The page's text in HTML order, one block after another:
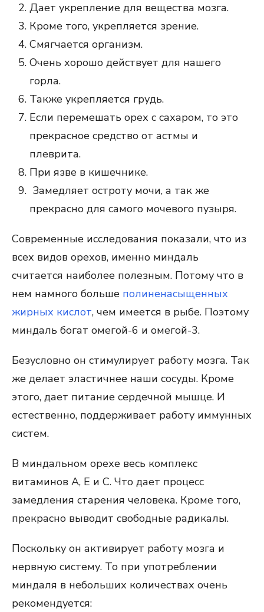
Дает укрепление для вещества мозга.
Кроме того, укрепляется зрение.
Смягчается организм.
Очень хорошо действует для нашего
горла.
Также укрепляется грудь.
Если перемешать орех с сахаром, то это
прекрасное средство от астмы и
плеврита.
При язве в кишечнике.
Замедляет остроту мочи, а так же
прекрасно для самого мочевого пузыря.
Современные исследования показали, что из
всех видов орехов, именно миндаль
считается наиболее полезным. Потому что в
нем намного больше полиненасыщенных
жирных кислот, чем имеется в рыбе. Поэтому
миндаль богат омегой-6 и омегой-3.
Безусловно он стимулирует работу мозга. Так
же делает эластичнее наши сосуды. Кроме
этого, дает питание сердечной мышце. И
естественно, поддерживает работу иммунных
систем.
В миндальном орехе весь комплекс
витаминов А, Е и С. Что дает процесс
замедления старения человека. Кроме того,
прекрасно выводит свободные радикалы.
Поскольку он активирует работу мозга и
нервную систему. То при употреблении
миндаля в небольших количествах очень
рекомендуется: